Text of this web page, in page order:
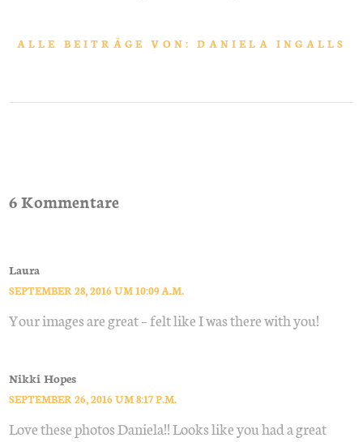
ALLE BEITRÄGE VON: DANIELA INGALLS
6 Kommentare
Laura
SEPTEMBER 28, 2016 UM 10:09 A.M.
Your images are great – felt like I was there with you!
Nikki Hopes
SEPTEMBER 26, 2016 UM 8:17 P.M.
Love these photos Daniela!! Looks like you had a great